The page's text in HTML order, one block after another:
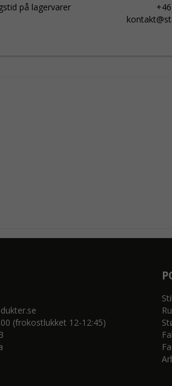
på lagervarer
(frokostlukket 12-12:45)